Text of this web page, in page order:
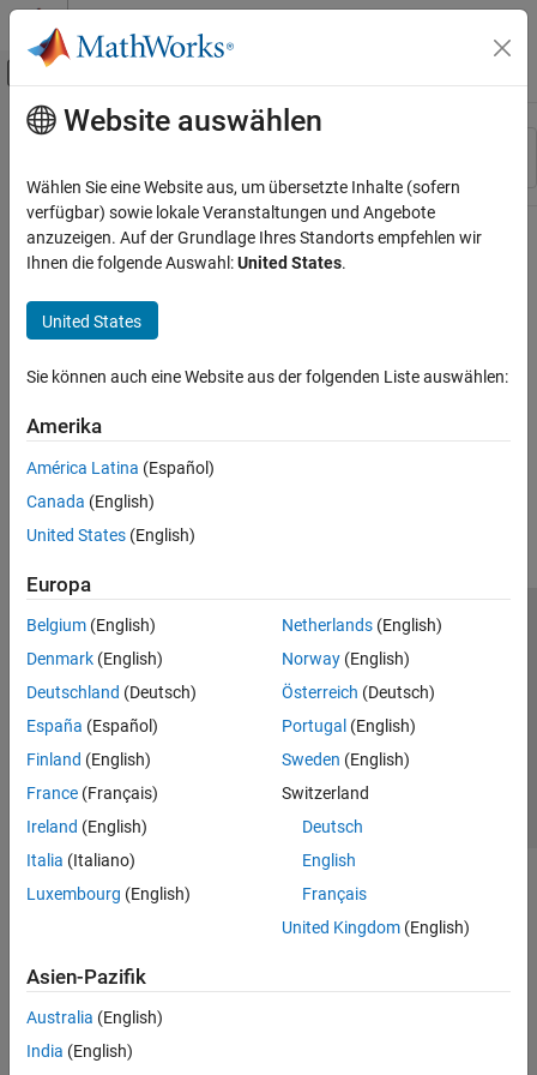
Weiter zum Inhalt
Umschaltung für Off-Canvas-
Ressource
Hauptinhalt
Website auswählen
Wählen Sie eine Website aus, um übersetzte Inhalte (sofern
verfügbar) sowie lokale Veranstaltungen und Angebote
anzuzeigen. Auf der Grundlage Ihres Standorts empfehlen wir
Ihnen die folgende Auswahl:United States.
United States
Sie können auch eine Website aus der folgenden Liste auswählen:
Amerika
América Latina (Español)
Canada (English)
United States (English)
Europa
Belgium (English)
Denmark (English)
Deutschland (Deutsch)
España (Español)
Finland (English)
France (Français)
Ireland (English)
Italia (Italiano)
Luxembourg (English)
Netherlands(English)
Norway(English)
Österreich (Deutsch)
Portugal (English)
Sweden (English)
Switzerland
Deutsch
English
Français
United Kingdom(English)
Asien-Pazifik
Australia (English)
India (English)
Trust Center
Datenschutz-Richtlinien
Datendiebstahl verhindern
Status von Anwendungen
© 1994-2026 The MathWorks, Inc.
Website auswählen
Deutschland